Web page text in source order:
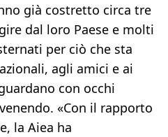
già costretto circa tre
dal loro Paese e molti
per ciò che sta
agli amici e ai
con occhi
«Con il rapporto
la Aiea ha